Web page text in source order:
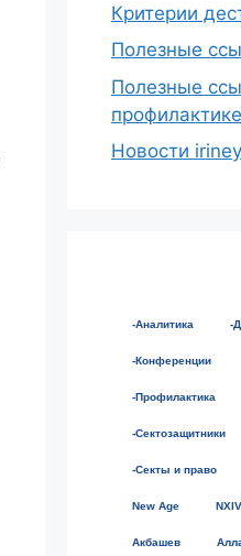
Критерии
Полезные
Полезные
Новости
-Аналитика -
-Конференции
-Профилактика
-Сектозащитники
-Секты и право
New Age
Акбашев